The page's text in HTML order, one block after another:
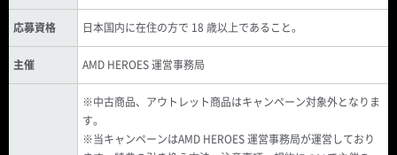
応募資格 日本国内に在住の方で 18 歳以上であること。
主催 AMD HEROES 運営事務局
※中古商品、アウトレット商品はキャンペーン対象外となりま
す。
※当キャンペーンはAMD HEROES 運営事務局が運営しており